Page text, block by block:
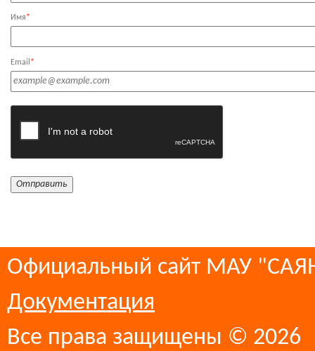
Имя*
Email *
Официальный сайт МАУ
Документация
Все права защищены © 2026